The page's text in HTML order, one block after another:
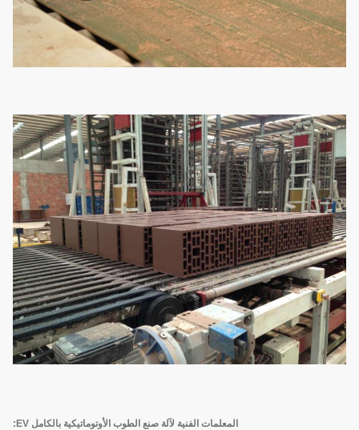
المعلمات الفنية لآلة صنع الطوب الأوتوماتيكية بالكامل EV: